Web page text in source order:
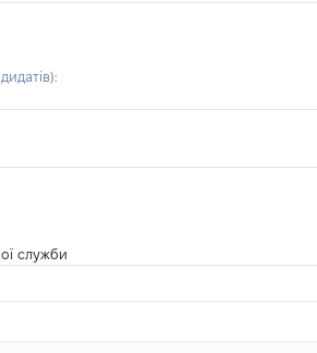
:
служби